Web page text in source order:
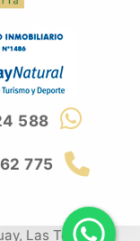
588
775
Las Toscas,